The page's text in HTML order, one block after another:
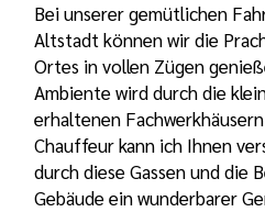
Bei unserer gemütlichen
Altstadt können wir die
Ortes in vollen Zügen
Ambiente wird durch die
erhaltenen
Chauffeur kann ich Ihnen
durch diese Gassen und die
Gebäude ein wunderbarer